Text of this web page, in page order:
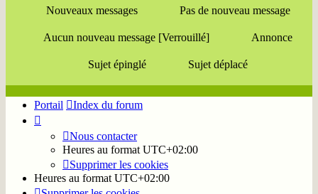
Nouveaux messages Pas de nouveau message
Aucun nouveau message [Verrouillé] Annonce
Sujet épinglé Sujet déplacé
Portail Index du forum
Nous contacter
Heures au format UTC+02:00
Supprimer les cookies
Heures au format UTC+02:00